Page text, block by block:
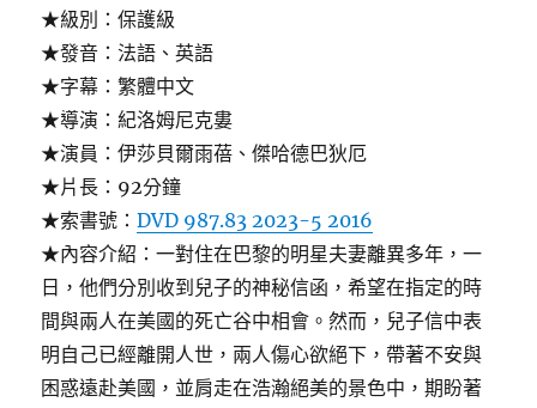
★級別：保護級
★發音：法語、英語
★字幕：繁體中文
★導演：紀洛姆尼克婁
★演員：伊莎貝爾雨蓓、傑哈德巴狄厄
★片長：92分鐘
★索書號：DVD 987.83 2023-5 2016
★內容介紹：一對住在巴黎的明星夫妻離異多年，一
日，他們分別收到兒子的神秘信函，希望在指定的時
間與兩人在美國的死亡谷中相會。然而，兒子信中表
明自己已經離開人世，兩人傷心欲絕下，帶著不安與
困惑遠赴美國，並肩走在浩瀚絕美的景色中，期盼著